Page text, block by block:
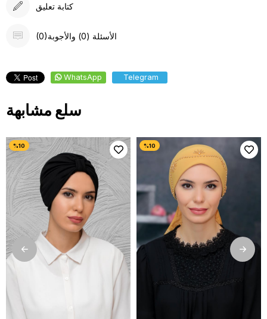
كتابة تعليق
(0)الأسئلة (0) والأجوبة
WhatsApp Telegram
سلع مشابهة